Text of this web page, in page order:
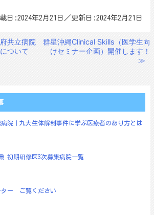
日:2024年2月21日／更新日:2024年2月21日
共立病院
ついて
群星沖縄Clinical Skills（医学生向
けセミナー企画）開催します！
≫
院｜九大生体解剖事件に学ぶ医療者のあり方とは
初期研修医3次募集病院一覧
ター ご覧ください